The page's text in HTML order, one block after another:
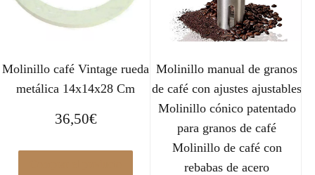
Molinillo café Vintage rueda
metálica 14x14x28 Cm
36,50€
Molinillo manual de granos
de café con ajustes ajustables
Molinillo cónico patentado
para granos de café
Molinillo de café con
rebabas de acero